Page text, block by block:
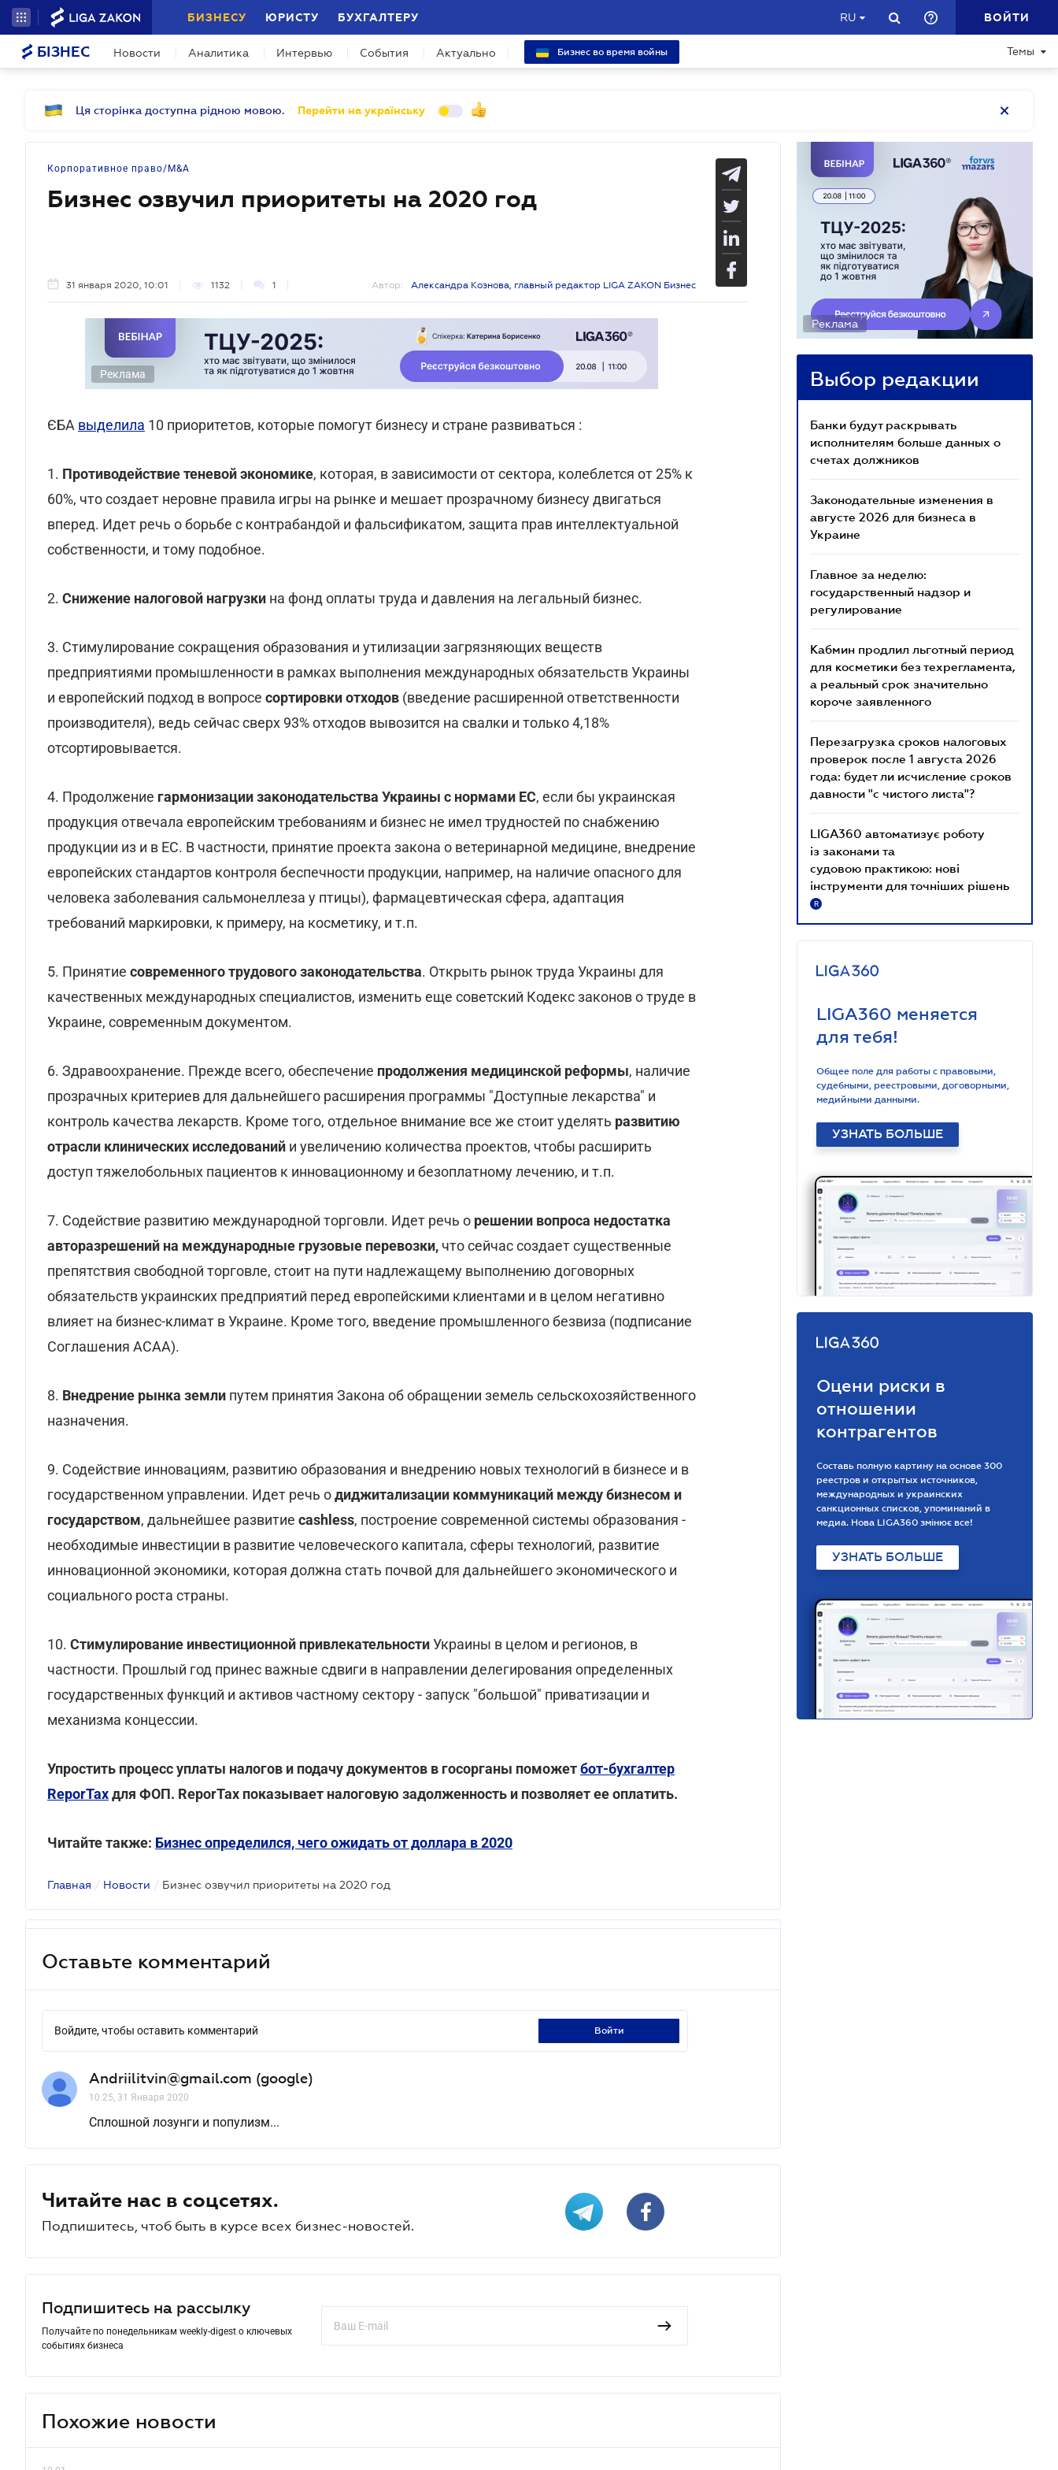
БИЗНЕСУ ЮРИСТУ БУХГАЛТЕРУ RU ВОЙТИ
БІЗНЕС Новости Аналитика Интервью События Актуально Бизнес во время войны Темы
Ця сторінка доступна рідною мовою. Перейти на українську
Корпоративное право/M&A
Бизнес озвучил приоритеты на 2020 год
31 января 2020, 10:01 1132 1 Автор: Александра Кознова, главный редактор LIGA ZAKON Бизнес
Реклама
ЄБА выделила 10 приоритетов, которые помогут бизнесу и стране развиваться :
1. Противодействие теневой экономике, которая, в зависимости от сектора, колеблется от 25% к
60%, что создает неровне правила игры на рынке и мешает прозрачному бизнесу двигаться
вперед. Идет речь о борьбе с контрабандой и фальсификатом, защита прав интеллектуальной
собственности, и тому подобное.
2. Снижение налоговой нагрузки на фонд оплаты труда и давления на легальный бизнес.
3. Стимулирование сокращения образования и утилизации загрязняющих веществ
предприятиями промышленности в рамках выполнения международных обязательств Украины
и европейский подход в вопросе сортировки отходов (введение расширенной ответственности
производителя), ведь сейчас сверх 93% отходов вывозится на свалки и только 4,18%
отсортировывается.
4. Продолжение гармонизации законодательства Украины с нормами ЕС, если бы украинская
продукция отвечала европейским требованиям и бизнес не имел трудностей по снабжению
продукции из и в ЕС. В частности, принятие проекта закона о ветеринарной медицине, внедрение
европейских стандартов контроля беспечности продукции, например, на наличие опасного для
человека заболевания сальмонеллеза у птицы), фармацевтическая сфера, адаптация
требований маркировки, к примеру, на косметику, и т.п.
5. Принятие современного трудового законодательства. Открыть рынок труда Украины для
качественных международных специалистов, изменить еще советский Кодекс законов о труде в
Украине, современным документом.
6. Здравоохранение. Прежде всего, обеспечение продолжения медицинской реформы, наличие
прозрачных критериев для дальнейшего расширения программы "Доступные лекарства" и
контроль качества лекарств. Кроме того, отдельное внимание все же стоит уделять развитию
отрасли клинических исследований и увеличению количества проектов, чтобы расширить
доступ тяжелобольных пациентов к инновационному и безоплатному лечению, и т.п.
7. Содействие развитию международной торговли. Идет речь о решении вопроса недостатка
авторазрешений на международные грузовые перевозки, что сейчас создает существенные
препятствия свободной торговле, стоит на пути надлежащему выполнению договорных
обязательств украинских предприятий перед европейскими клиентами и в целом негативно
влияет на бизнес-климат в Украине. Кроме того, введение промышленного безвиза (подписание
Соглашения АСАА).
8. Внедрение рынка земли путем принятия Закона об обращении земель сельскохозяйственного
назначения.
9. Содействие инновациям, развитию образования и внедрению новых технологий в бизнесе и в
государственном управлении. Идет речь одиджитализации коммуникаций между бизнесом и
государством, дальнейшее развитие cashless, построение современной системы образования -
необходимые инвестиции в развитие человеческого капитала, сферы технологий, развитие
инновационной экономики, которая должна стать почвой для дальнейшего экономического и
социального роста страны.
10. Стимулирование инвестиционной привлекательностиУкраины в целом и регионов, в
частности. Прошлый год принес важные сдвиги в направлении делегирования определенных
государственных функций и активов частному сектору - запуск "большой" приватизации и
механизма концессии.
Упростить процесс уплаты налогов и подачу документов в госорганы поможетбот-бухгалтер
ReporTaxдля ФОП. ReporTax показывает налоговую задолженность и позволяет ее оплатить.
Читайте также: Бизнес определился, чего ожидать от доллара в 2020
Главная / Новости / Бизнес озвучил приоритеты на 2020 год
Оставьте комментарий
Войдите, чтобы оставить комментарий войти
Andriilitvin@gmail.com (google)
10.25, 31 Января 2020
Сплошной лозунги и популизм...
Читайте нас в соцсетях.
Подпишитесь, чтоб быть в курсе всех бизнес-новостей.
Подпишитесь на рассылку
Получайте по понедельникам weekly-digest о ключевых
событиях бизнеса
Похожие новости
Реклама
Выбор редакции
Банки будут раскрывать
исполнителям больше данных о
счетах должников
Законодательные изменения в
августе 2026 для бизнеса в
Украине
Главное за неделю:
государственный надзор и
регулирование
Кабмин продлил льготный период
для косметики без техрегламента,
а реальный срок значительно
короче заявленного
Перезагрузка сроков налоговых
проверок после 1 августа 2026
года: будет ли исчисление сроков
давности "с чистого листа"?
LIGA360 автоматизує роботу
із законами та
судовою практикою: нові
інструменти для точніших рішень
R
LIGA360 меняется
для тебя!
Общее поле для работы с правовыми,
судебными, реестровыми, договорными,
медийными данными.
УЗНАТЬ БОЛЬШЕ
Оцени риски в
отношении
контрагентов
Составь полную картину на основе 300
реестров и открытых источников,
международных и украинских
санкционных списков, упоминаний в
медиа. Нова LIGA360 змінює все!
УЗНАТЬ БОЛЬШЕ